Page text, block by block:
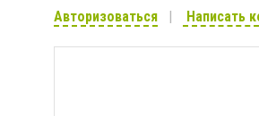
Авторизоваться Написать